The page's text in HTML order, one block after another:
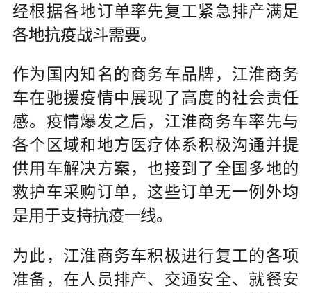
经根据各地订单率先复工紧急排产满足
各地抗疫战斗需要。
作为国内知名的商务车品牌，江淮商务
车在驰援疫情中展现了高度的社会责任
感。疫情爆发之后，江淮商务车率先与
各个区域和地方医疗体系积极沟通并提
供用车解决方案，也接到了全国多地的
救护车采购订单，这些订单无一例外均
是用于支持抗疫一线。
为此，江淮商务车积极进行复工的各项
准备，在人员排产、交通安全、就餐安